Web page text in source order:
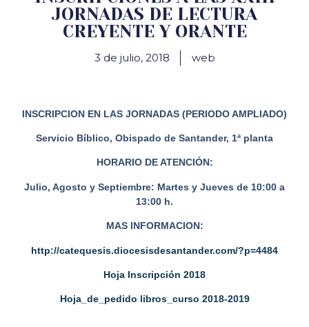
JORNADAS DE LECTURA
CREYENTE Y ORANTE
3 de julio, 2018 web
INSCRIPCION EN LAS JORNADAS (PERIODO AMPLIADO)
Servicio Bíblico, Obispado de Santander, 1ª planta
HORARIO DE ATENCIÓN:
Julio, Agosto y Septiembre: Martes y Jueves de 10:00 a
13:00 h.
MAS INFORMACION:
http://catequesis.diocesisdesantander.com/?p=4484
Hoja Inscripción 2018
Hoja_de_pedido libros_curso 2018-2019